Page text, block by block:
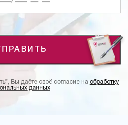
Вы даёте своё согласие на обработку
данных